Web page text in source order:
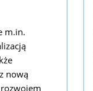
m.in.
nową